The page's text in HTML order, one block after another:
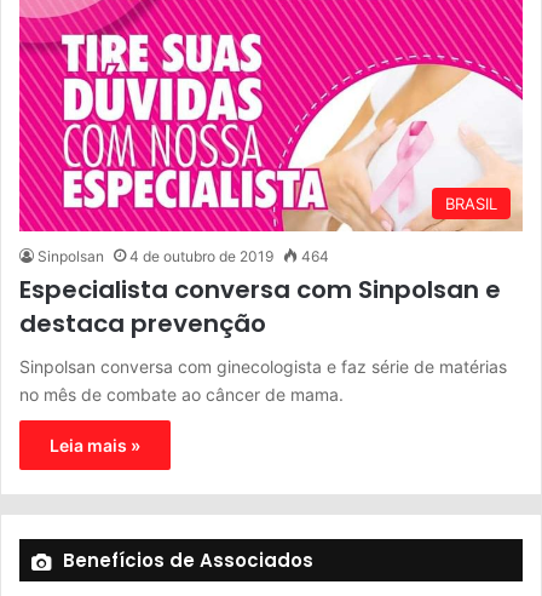
BRASIL
Sinpolsan 4 de outubro de 2019 464
Especialista conversa com Sinpolsan e
destaca prevenção
Sinpolsan conversa com ginecologista e faz série de matérias
no mês de combate ao câncer de mama.
Leia mais »
Benefícios de Associados